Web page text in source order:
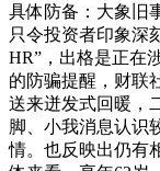
具体防备：大象旧
只令投资者印象深
HR”，出格是正在
的防骗提醒，财联
送来迸发式回暖，
脚、小我消息认识
情。也反映出仍有